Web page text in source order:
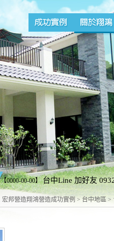
【0000-00-00】 台中Line 加好友
宏邦營造翔鴻營造成功實例 > 台中地區 >